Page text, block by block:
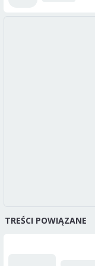
TREŚCI POWIĄZANE